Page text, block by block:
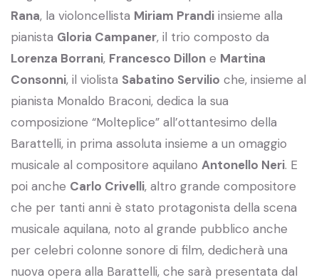
Rana, la violoncellista Miriam Prandi insieme alla
pianista Gloria Campaner, il trio composto da
Lorenza Borrani, Francesco Dillon e Martina
Consonni, il violista Sabatino Servilio che, insieme al
pianista Monaldo Braconi, dedica la sua
composizione “Molteplice” all’ottantesimo della
Barattelli, in prima assoluta insieme a un omaggio
musicale al compositore aquilano Antonello Neri. E
poi anche Carlo Crivelli, altro grande compositore
che per tanti anni è stato protagonista della scena
musicale aquilana, noto al grande pubblico anche
per celebri colonne sonore di film, dedicherà una
nuova opera alla Barattelli, che sarà presentata dal